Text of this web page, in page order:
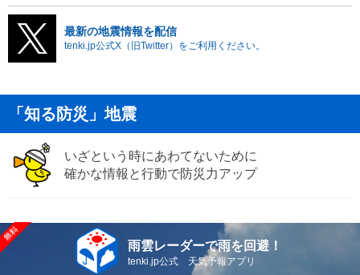
最新の地震情報を配信
tenki.jp公式X（旧Twitter）をご利用ください。
「知る防災」地震
いざという時にあわてないために
確かな情報と行動で防災力アップ
雨雲レーダーで雨を回避！
tenki.jp公式 天気予報アプリ